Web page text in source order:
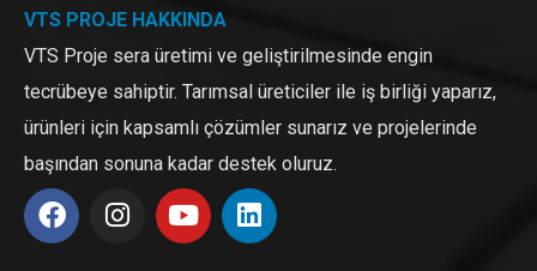
VTS PROJE HAKKINDA
VTS Proje sera üretimi ve geliştirilmesinde engin
tecrübeye sahiptir. Tarımsal üreticiler ile iş birliği yaparız,
ürünleri için kapsamlı çözümler sunarız ve projelerinde
başından sonuna kadar destek oluruz.